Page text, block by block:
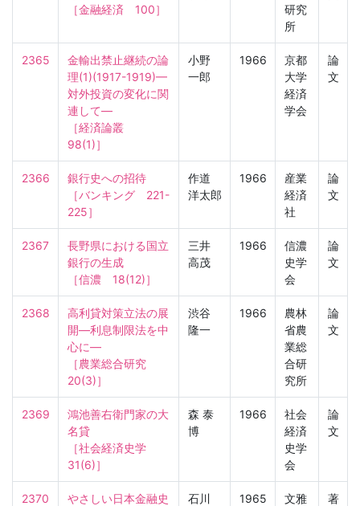
［金融経済　100］
研究
所
2365
金輸出禁止継続の論
理(1)(1917-1919)—
対外投資の変化に関
連して—
［経済論叢
98(1)］
小野
一郎
1966
京都
大学
経済
学会
論
文
2366
銀行史への招待
［バンキング　221-
225］
作道
洋太郎
1966
産業
経済
社
論
文
2367
長野県における国立
銀行の生成
［信濃　18(12)］
三井
高茂
1966
信濃
史学
会
論
文
2368
高利貸対策立法の展
開—利息制限法を中
心に—
［農業総合研究
20(3)］
渋谷
隆一
1966
農林
省農
業総
合研
究所
論
文
2369
鴻池善右衛門家の大
名貸
［社会経済史学
31(6)］
森 泰
博
1966
社会
経済
史学
会
論
文
2370
やさしい日本金融史
石川
1965
文雅
著